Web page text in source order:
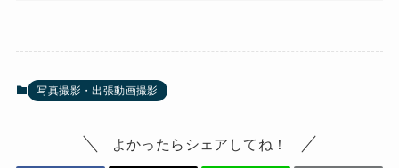
写真撮影・出張動画撮影
よかったらシェアしてね！